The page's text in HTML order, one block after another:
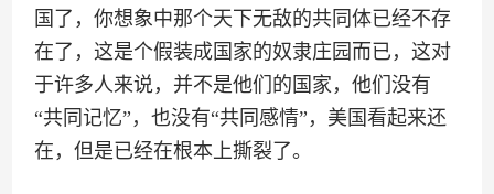
国了，你想象中那个天下无敌的共同体已经不存
在了，这是个假装成国家的奴隶庄园而已，这对
于许多人来说，并不是他们的国家，他们没有
“共同记忆”，也没有“共同感情”，美国看起来还
在，但是已经在根本上撕裂了。